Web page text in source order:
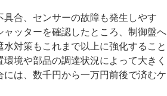
合、センサーの故障も発生しやす
ッターを確認したところ、制御盤へ
対策もこれまで以上に強化すること
境や部品の調達状況によって大きく
は、数千円から一万円前後で済むケ